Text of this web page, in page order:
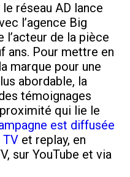
réseau AD lance
l’agence Big
l’acteur de la pièce
ans. Pour mettre en
marque pour une
abordable, la
témoignages
qui lie le
est diffusée
TV et replay, en
sur YouTube et via